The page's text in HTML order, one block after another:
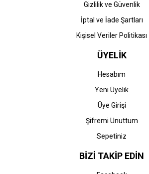
Gizlilik ve Güvenlik
İptal ve İade Şartları
Kişisel Veriler Politikası
ÜYELİK
Hesabım
Yeni Üyelik
Üye Girişi
Şifremi Unuttum
Sepetiniz
BİZİ TAKİP EDİN